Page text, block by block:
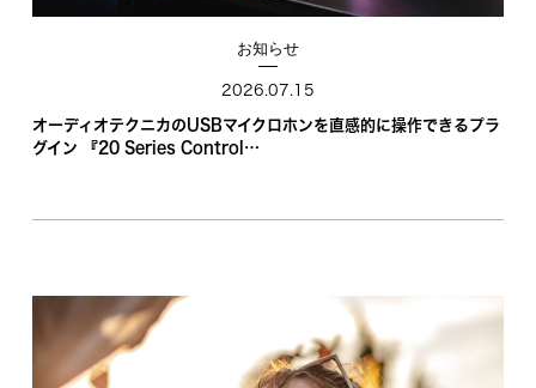
お知らせ
2026.07.15
オーディオテクニカのUSBマイクロホンを直感的に操作できるプラ
グイン 『20 Series Control…